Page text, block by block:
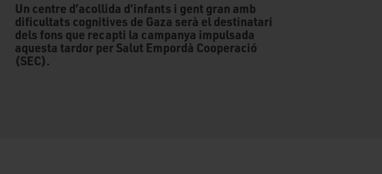
Un centre d’acollida d’infants i gent gran amb
dificultats cognitives de Gaza serà el destinatari
dels fons que recapti la campanya impulsada
aquesta tardor per Salut Empordà Cooperació
(SEC).